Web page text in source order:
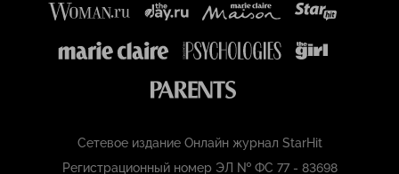
Сетевое издание Онлайн журнал StarHit
Регистрационный номер ЭЛ № ФС 77 - 83698